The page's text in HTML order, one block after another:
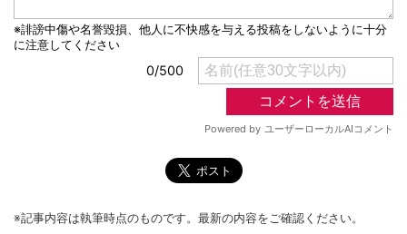
※記事内容は執筆時点のものです。最新の内容をご確認ください。